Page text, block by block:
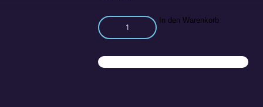
Zyklus
statt
–
Kritik
In den Warenkorb